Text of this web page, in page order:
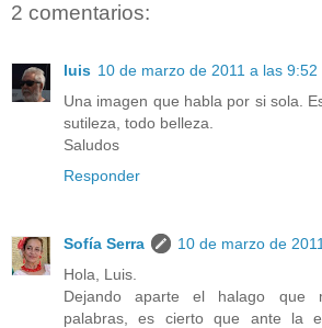
2 comentarios:
luis 10 de marzo de 2011 a las 9:52
Una imagen que habla por si sola.
sutileza, todo belleza.
Saludos
Responder
Sofía Serra
10 de marzo de
Hola, Luis.
Dejando aparte el halago que
palabras, es cierto que ante la